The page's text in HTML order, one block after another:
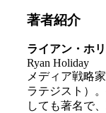
著者紹介
ライアン・ホ
Ryan Holiday
メディア戦略
ラテジスト）
しても著名で